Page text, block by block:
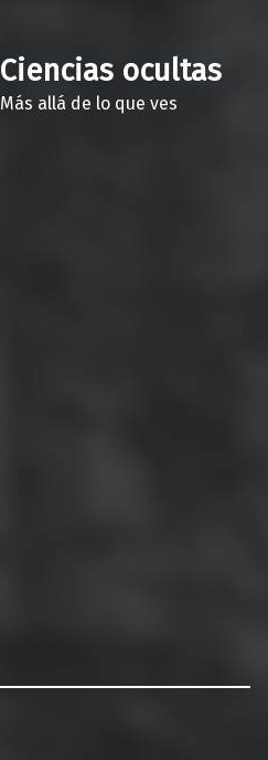
Ciencias ocultas
Más allá de lo que ves